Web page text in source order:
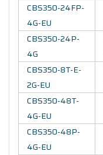
CBS350-24FP-
4G-EU
CBS350-24P-
4G
CBS350-8T-E-
2G-EU
CBS350-48T-
4G-EU
CBS350-48P-
4G-EU